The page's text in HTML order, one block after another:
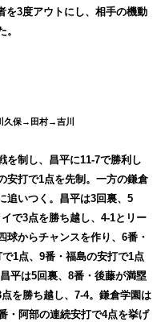
を3度アウトにし、相手の機動
。
久保→田村→吉川
を制し、昌平に11-7で勝利し
安打で1点を先制。一方の鎌倉
追いつく。昌平は3回裏、5
で3点を勝ち越し、4-1とリー
球からチャンスを作り、6番・
1点、9番・福島の安打で1点
平は5回裏、8番・後藤が満塁
を勝ち越し、7-4。鎌倉学園は
・阿部の連続安打で4点を挙げ